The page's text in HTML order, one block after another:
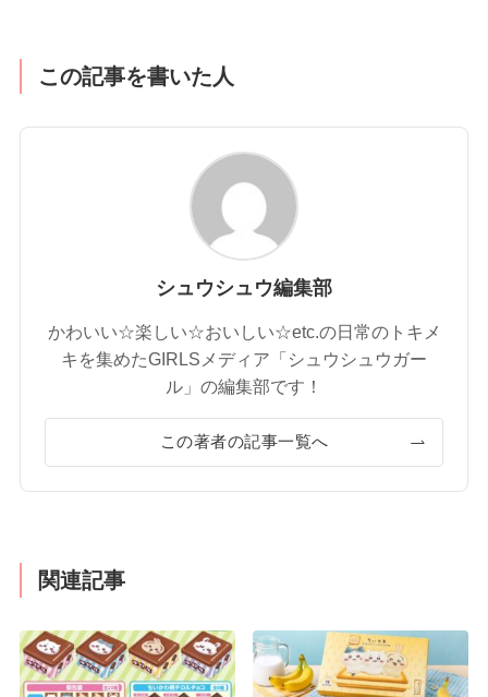
この記事を書いた人
シュウシュウ編集部
かわいい☆楽しい☆おいしい☆etc.の日常のトキメ
キを集めたGIRLSメディア「シュウシュウガー
ル」の編集部です！
この著者の記事一覧へ
関連記事